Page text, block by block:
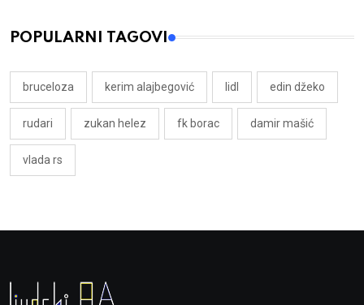
POPULARNI TAGOVI
bruceloza kerim alajbegović lidl edin džeko
rudari zukan helez fk borac damir mašić
vlada rs